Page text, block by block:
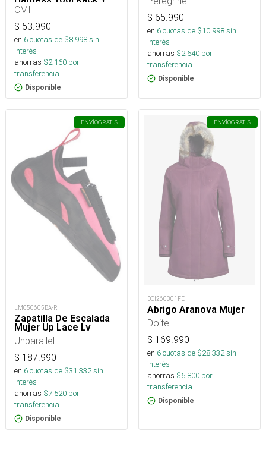
Arborismo
CMI
$ 53.990
en 6cuotas de $8.998sin
interés
ahorras $2.160 por
transferencia.
Disponible
$ 65.990
en 6cuotas de $10.998sin
interés
ahorras $2.640 por
transferencia.
Disponible
ENVÍOGRATIS
LM050605BA-R
Zapatilla De Escalada
Mujer Up Lace Lv
Unparallel
$ 187.990
en 6cuotas de $31.332sin
interés
ahorras $7.520 por
transferencia.
Disponible
ENVÍOGRATIS
DOI260301FE
Abrigo Aranova Mujer
Doite
$ 169.990
en 6cuotas de $28.332sin
interés
ahorras $6.800 por
transferencia.
Disponible